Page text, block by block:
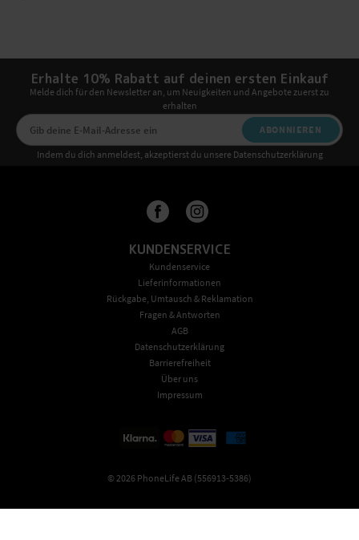
Erhalte 10% Rabatt auf deinen ersten Einkauf
Melde dich für den Newsletter an, um Neuigkeiten und Angebote zuerst zu
erhalten
ABONNIEREN
Indem du dich anmeldest, akzeptierst du unsere Datenschutzerklärung
KUNDENSERVICE
Kundenservice
Lieferinformationen
Rückgabe, Umtausch & Reklamation
Fragen & Antworten
AGB
Datenschutzerklärung
Barrierefreiheit
Über uns
Impressum
© 2026 PhoneLife AB (556913-5386)